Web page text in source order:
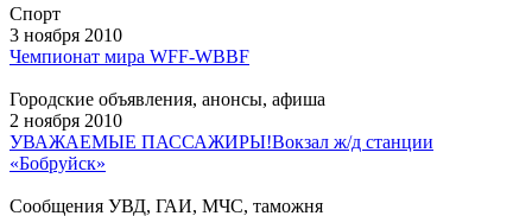
Спорт
3 ноября 2010
Чемпионат мира WFF-WBBF
Городские объявления, анонсы, афиша
2 ноября 2010
УВАЖАЕМЫЕ ПАССАЖИРЫ!Вокзал ж/д станции
«Бобруйск»
Сообщения УВД, ГАИ, МЧС, таможня